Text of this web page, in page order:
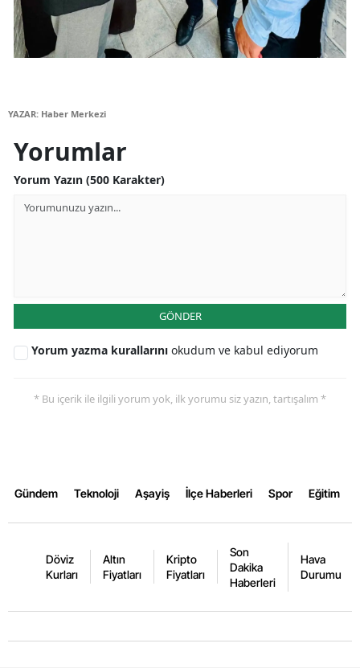
Karabük
Kilis
YAZAR: Haber Merkezi
Yorumlar
Yorum Yazın (500 Karakter)
GÖNDER
Yorum yazma kurallarını okudum ve kabul ediyorum
* Bu içerik ile ilgili yorum yok, ilk yorumu siz yazın, tartışalım *
Gündem Teknoloji Aşayiş İlçe Haberleri Spor Eğitim
Döviz
Kurları
Altın
Fiyatları
Kripto
Fiyatları
Son
Dakika
Haberleri
Hava
Durumu